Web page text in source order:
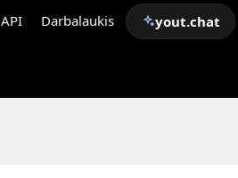
API Darbalaukis yout.chat